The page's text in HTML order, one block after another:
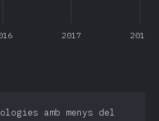
2017 2018
amb menys del